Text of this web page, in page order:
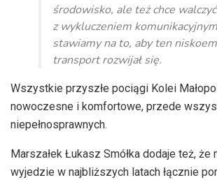
środowisko, ale też chce
z wykluczeniem
stawiamy na to, aby ten
transport rozwijał się.
Wszystkie przyszłe pociągi Kolei
nowoczesne i komfortowe, przede
niepełnosprawnych.
Marszałek Łukasz Smółka dodaje też, że
wyjedzie w najbliższych latach łącznie